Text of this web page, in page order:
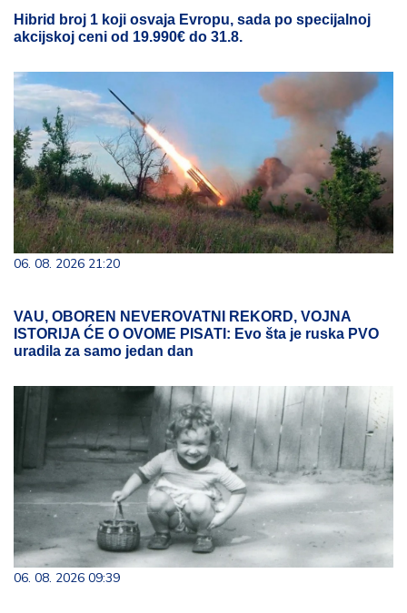
Hibrid broj 1 koji osvaja Evropu, sada po specijalnoj
akcijskoj ceni od 19.990€ do 31.8.
06. 08. 2026 21:20
VAU, OBOREN NEVEROVATNI REKORD, VOJNA
ISTORIJA ĆE O OVOME PISATI: Evo šta je ruska PVO
uradila za samo jedan dan
06. 08. 2026 09:39